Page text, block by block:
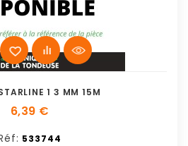
1 3 MM 15M
6,39 €
533744